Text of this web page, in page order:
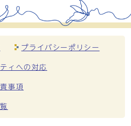
プライバシーポリシー
ィへの対応
事項